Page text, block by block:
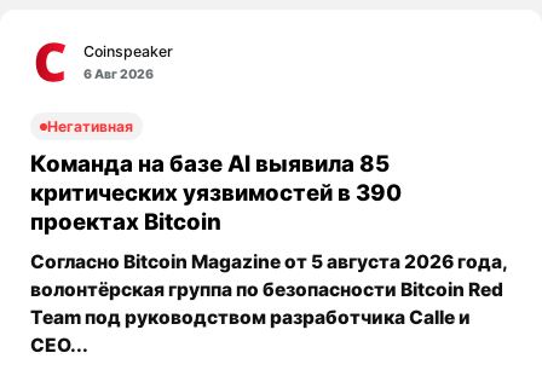
Coinspeaker
6 Авг 2026
Негативная
Команда на базе AI выявила 85
критических уязвимостей в 390
проектах Bitcoin
Согласно Bitcoin Magazine от 5 августа 2026 года,
волонтёрская группа по безопасности Bitcoin Red
Team под руководством разработчика Calle и
CEO...